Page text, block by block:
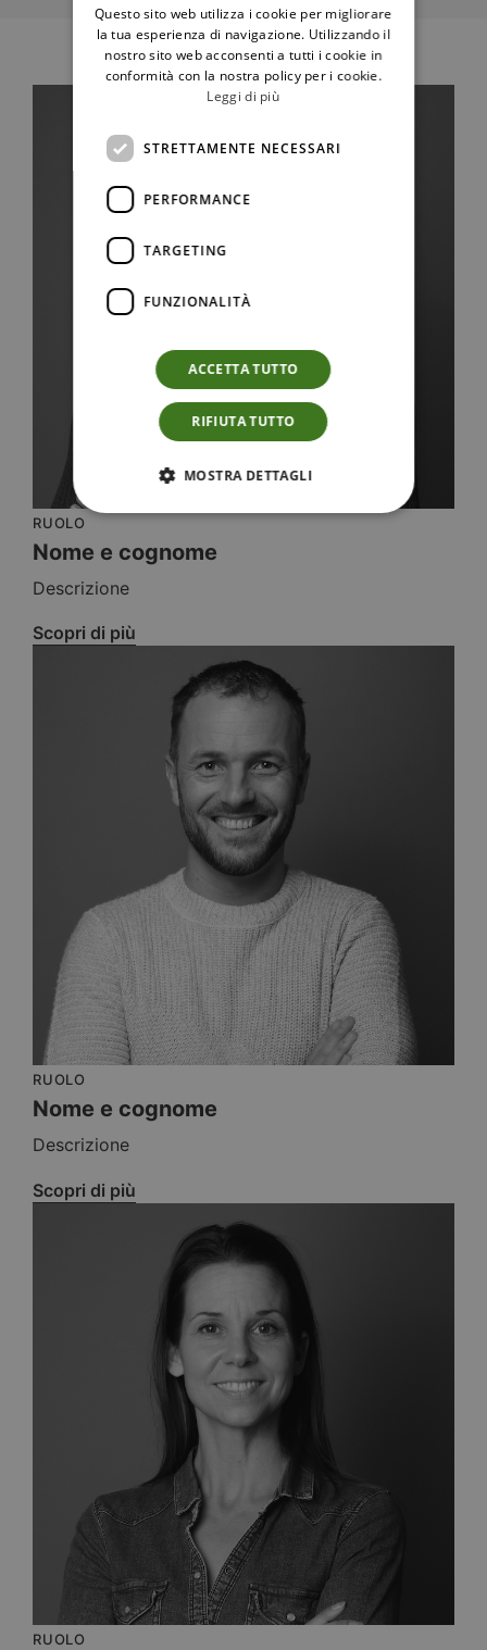
RUOLO
Nome e cognome
Descrizione
Scopri di più
RUOLO
Nome e cognome
Descrizione
Scopri di più
RUOLO
Questo sito web utilizza i cookie per migliorare
la tua esperienza di navigazione. Utilizzando il
nostro sito web acconsenti a tutti i cookie in
conformità con la nostra policy per i cookie.
Leggi di più
STRETTAMENTE NECESSARI
PERFORMANCE
TARGETING
FUNZIONALITÀ
ACCETTA TUTTO
RIFIUTA TUTTO
MOSTRA DETTAGLI